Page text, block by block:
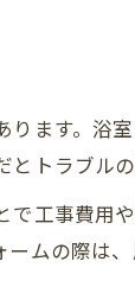
ランス
か
安心感
ます。浴
トラブルの
工事費用
ムの際は